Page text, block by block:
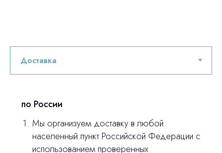
по России
Мы организуем доставку в любой
населенный пункт Российской Федерации с
использованием проверенных